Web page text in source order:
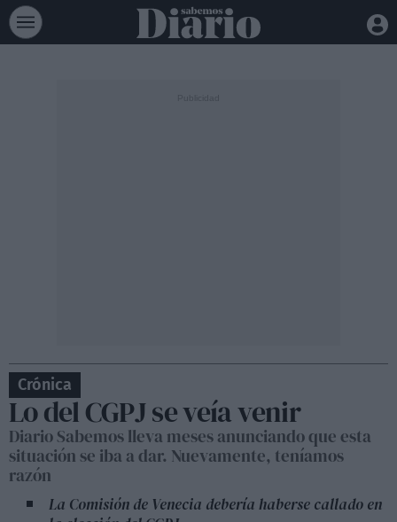
Crónica
Lo del CGPJ se veía venir
Diario Sabemos lleva meses anunciando que esta
situación se iba a dar. Nuevamente, teníamos
razón
La Comisión de Venecia debería haberse callado en